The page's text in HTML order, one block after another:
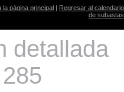
la página principal | Regresar al calendario
de subastas
detallada